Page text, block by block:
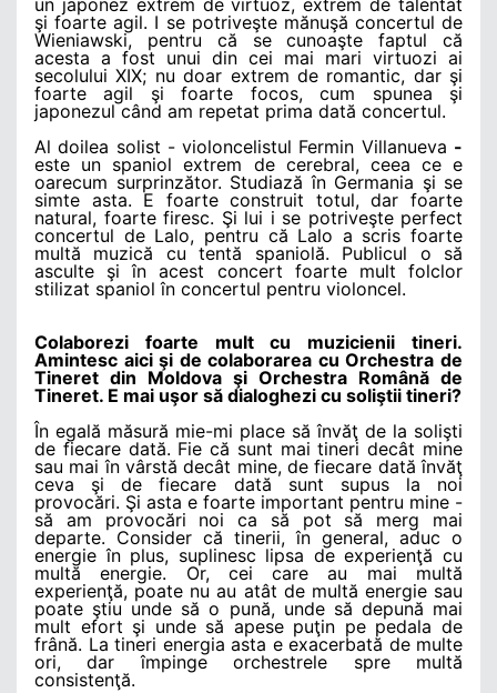
un japonez extrem de virtuoz, extrem de talentat
şi foarte agil. I se potriveşte mănuşă concertul de
Wieniawski, pentru că se cunoaşte faptul că
acesta a fost unui din cei mai mari virtuozi ai
secolului XIX; nu doar extrem de romantic, dar şi
foarte agil şi foarte focos, cum spunea şi
japonezul când am repetat prima dată concertul.
Al doilea solist - violoncelistul Fermin Villanueva -
este un spaniol extrem de cerebral, ceea ce e
oarecum surprinzător. Studiază în Germania şi se
simte asta. E foarte construit totul, dar foarte
natural, foarte firesc. Şi lui i se potriveşte perfect
concertul de Lalo, pentru că Lalo a scris foarte
multă muzică cu tentă spaniolă. Publicul o să
asculte şi în acest concert foarte mult folclor
stilizat spaniol în concertul pentru violoncel.
Colaborezi foarte mult cu muzicienii tineri.
Amintesc aici şi de colaborarea cu Orchestra de
Tineret din Moldova şi Orchestra Română de
Tineret. E mai uşor să dialoghezi cu soliştii tineri?
În egală măsură mie-mi place să învăţ de la solişti
de fiecare dată. Fie că sunt mai tineri decât mine
sau mai în vârstă decât mine, de fiecare dată învăţ
ceva şi de fiecare dată sunt supus la noi
provocări. Şi asta e foarte important pentru mine -
să am provocări noi ca să pot să merg mai
departe. Consider că tinerii, în general, aduc o
energie în plus, suplinesc lipsa de experienţă cu
multă energie. Or, cei care au mai multă
experienţă, poate nu au atât de multă energie sau
poate ştiu unde să o pună, unde să depună mai
mult efort şi unde să apese puţin pe pedala de
frână. La tineri energia asta e exacerbată de multe
ori, dar împinge orchestrele spre multă
consistenţă.